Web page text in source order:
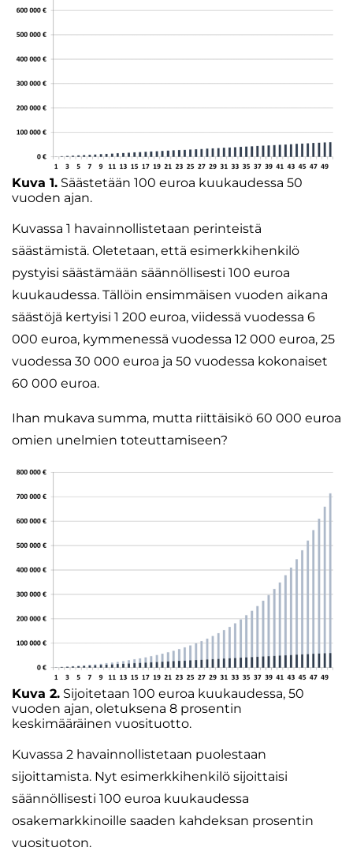
Kuva 1. Säästetään 100 euroa kuukaudessa 50
vuoden ajan.
Kuvassa 1 havainnollistetaan perinteistä
säästämistä. Oletetaan, että esimerkkihenkilö
pystyisi säästämään säännöllisesti 100 euroa
kuukaudessa. Tällöin ensimmäisen vuoden aikana
säästöjä kertyisi 1 200 euroa, viidessä vuodessa 6
000 euroa, kymmenessä vuodessa 12 000 euroa, 25
vuodessa 30 000 euroa ja 50 vuodessa kokonaiset
60 000 euroa.
Ihan mukava summa, mutta riittäisikö 60 000 euroa
omien unelmien toteuttamiseen?
Kuva 2. Sijoitetaan 100 euroa kuukaudessa, 50
vuoden ajan, oletuksena 8 prosentin
keskimääräinen vuosituotto.
Kuvassa 2 havainnollistetaan puolestaan
sijoittamista. Nyt esimerkkihenkilö sijoittaisi
säännöllisesti 100 euroa kuukaudessa
osakemarkkinoille saaden kahdeksan prosentin
vuosituoton.